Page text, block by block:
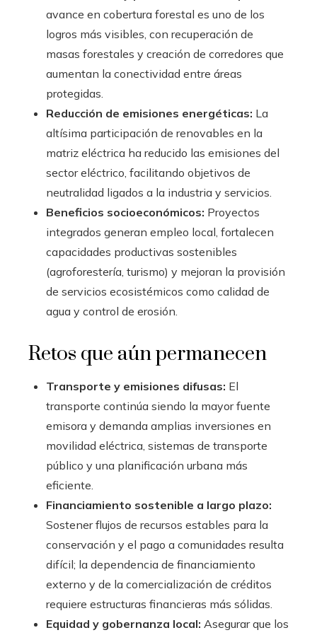
avance en cobertura forestal es uno de los
logros más visibles, con recuperación de
masas forestales y creación de corredores que
aumentan la conectividad entre áreas
protegidas.
Reducción de emisiones energéticas: La
altísima participación de renovables en la
matriz eléctrica ha reducido las emisiones del
sector eléctrico, facilitando objetivos de
neutralidad ligados a la industria y servicios.
Beneficios socioeconómicos: Proyectos
integrados generan empleo local, fortalecen
capacidades productivas sostenibles
(agroforestería, turismo) y mejoran la provisión
de servicios ecosistémicos como calidad de
agua y control de erosión.
Retos que aún permanecen
Transporte y emisiones difusas: El
transporte continúa siendo la mayor fuente
emisora y demanda amplias inversiones en
movilidad eléctrica, sistemas de transporte
público y una planificación urbana más
eficiente.
Financiamiento sostenible a largo plazo:
Sostener flujos de recursos estables para la
conservación y el pago a comunidades resulta
difícil; la dependencia de financiamiento
externo y de la comercialización de créditos
requiere estructuras financieras más sólidas.
Equidad y gobernanza local: Asegurar que los